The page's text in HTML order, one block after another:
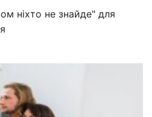
ніхто не знайде" для